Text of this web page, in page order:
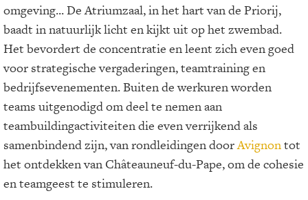
omgeving... De Atriumzaal, in het hart van de Priorij,
baadt in natuurlijk licht en kijkt uit op het zwembad.
Het bevordert de concentratie en leent zich even goed
voor strategische vergaderingen, teamtraining en
bedrijfsevenementen. Buiten de werkuren worden
teams uitgenodigd om deel te nemen aan
teambuildingactiviteiten die even verrijkend als
samenbindend zijn, van rondleidingen doorAvignontot
het ontdekken van Châteauneuf-du-Pape, om de cohesie
en teamgeest te stimuleren.